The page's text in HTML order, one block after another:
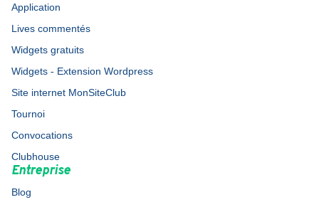
Application
Lives commentés
Widgets gratuits
Widgets - Extension Wordpress
Site internet MonSiteClub
Tournoi
Convocations
Clubhouse
Entreprise
Blog